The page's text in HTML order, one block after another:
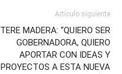
Artículo siguiente
TERE MADERA: “QUIERO SER
GOBERNADORA, QUIERO
APORTAR CON IDEAS Y
PROYECTOS A ESTA NUEVA